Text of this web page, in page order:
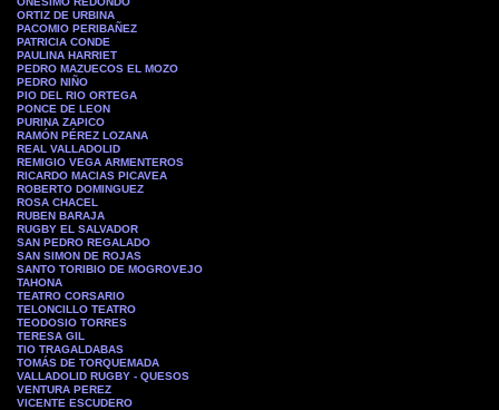
ORTIZ DE URBINA
PACOMIO PERIBAÑEZ
PATRICIA CONDE
PAULINA HARRIET
PEDRO MAZUECOS EL MOZO
PEDRO NIÑO
PIO DEL RIO ORTEGA
PONCE DE LEON
PURINA ZAPICO
RAMÓN PÉREZ LOZANA
REAL VALLADOLID
REMIGIO VEGA ARMENTEROS
RICARDO MACIAS PICAVEA
ROBERTO DOMINGUEZ
ROSA CHACEL
RUBEN BARAJA
RUGBY EL SALVADOR
SAN PEDRO REGALADO
SAN SIMON DE ROJAS
SANTO TORIBIO DE MOGROVEJO
TAHONA
TEATRO CORSARIO
TELONCILLO TEATRO
TEODOSIO TORRES
TERESA GIL
TIO TRAGALDABAS
TOMÁS DE TORQUEMADA
VALLADOLID RUGBY - QUESOS
VENTURA PEREZ
VICENTE ESCUDERO